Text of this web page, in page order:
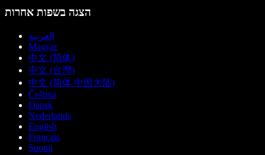
הצגה בשפות אחרות
العربية
Magyar
中文 (简体)
中文 (台灣)
中文 (简体 中国大陆)
Čeština
Dansk
Nederlands
English
Français
Suomi